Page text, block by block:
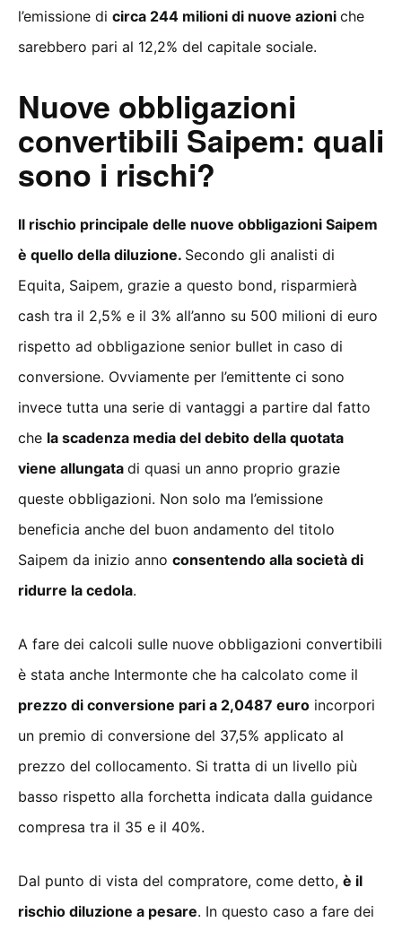
l’emissione di circa 244 milioni di nuove azioni che
sarebbero pari al 12,2% del capitale sociale.
Nuove obbligazioni
convertibili Saipem: quali
sono i rischi?
Il rischio principale delle nuove obbligazioni Saipem
è quello della diluzione. Secondo gli analisti di
Equita, Saipem, grazie a questo bond, risparmierà
cash tra il 2,5% e il 3% all’anno su 500 milioni di euro
rispetto ad obbligazione senior bullet in caso di
conversione. Ovviamente per l’emittente ci sono
invece tutta una serie di vantaggi a partire dal fatto
che la scadenza media del debito della quotata
viene allungata di quasi un anno proprio grazie
queste obbligazioni. Non solo ma l’emissione
beneficia anche del buon andamento del titolo
Saipem da inizio anno consentendo alla società di
ridurre la cedola.
A fare dei calcoli sulle nuove obbligazioni convertibili
è stata anche Intermonte che ha calcolato come il
prezzo di conversione pari a 2,0487 euro incorpori
un premio di conversione del 37,5% applicato al
prezzo del collocamento. Si tratta di un livello più
basso rispetto alla forchetta indicata dalla guidance
compresa tra il 35 e il 40%.
Dal punto di vista del compratore, come detto, è il
rischio diluzione a pesare. In questo caso a fare dei